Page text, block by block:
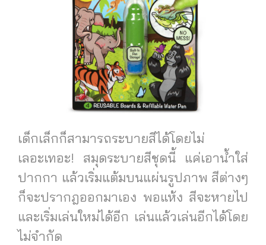
เด็กเล็กก็สามารถระบายสีได้โดยไม่
เลอะเทอะ! สมุดระบายสีชุดนี้ แค่เอาน้ำใส่
ปากกา แล้วเริ่มแต้มบนแผ่นรูปภาพ สีต่างๆ
ก็จะปรากฎออกมาเอง พอแห้ง สีจะหายไป
และเริ่มเล่นใหม่ได้อีก เล่นแล้วเล่นอีกได้โดย
ไม่จำกัด